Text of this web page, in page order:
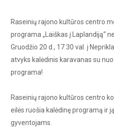
Raseinių rajono kultūros centro
programa „Laiškas į Laplandiją“
Gruodžio 20 d., 17.30 val. į
atvyks kalėdinis karavanas su
programa!
Raseinių rajono kultūros centro
eilės ruošia kalėdinę programą ir
gyventojams.